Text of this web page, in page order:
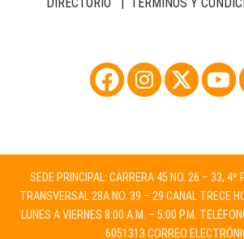
SEDE PRINCIPAL: CARRERA 45 NO. 26 – 33, 4º
TRANSVERSAL 28A NO. 39 – 29 CANAL TRECE
LUNES A VIERNES 8:00 A.M. – 5:00 P.M.
6051313 CORREO